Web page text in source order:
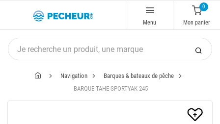
Menu
0
Mon panier
Navigation
Barques & bateaux de pêche
BARQUE TAHE SPORTYAK 245